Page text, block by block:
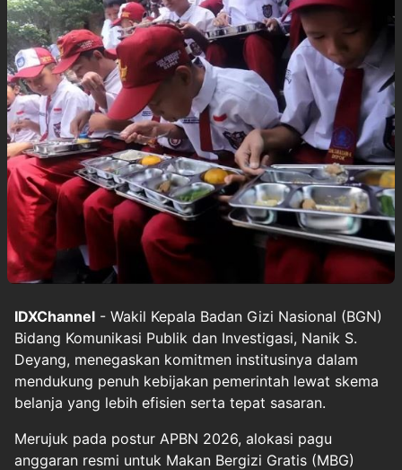
IDXChannel - Wakil Kepala Badan Gizi Nasional (BGN)
Bidang Komunikasi Publik dan Investigasi, Nanik S.
Deyang, menegaskan komitmen institusinya dalam
mendukung penuh kebijakan pemerintah lewat skema
belanja yang lebih efisien serta tepat sasaran.
Merujuk pada postur APBN 2026, alokasi pagu
anggaran resmi untuk Makan Bergizi Gratis (MBG)